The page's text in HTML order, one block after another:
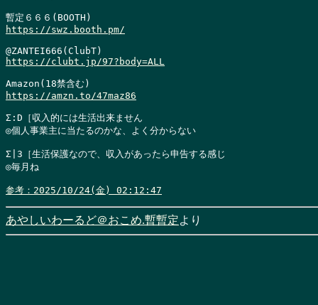
https://swz.booth.pm/
https://clubt.jp/97?body=ALL
https://amzn.to/47maz86
Σ:D［収入的には生活出来ません
◎個人事業主に当たるのかな、よく分からない
Σ|3［生活保護なので、収入があったら申告する感じ
◎毎月ね
参考：2025/10/24(金) 02:12:47
あやしいわーるど＠おこめ.暫暫定より